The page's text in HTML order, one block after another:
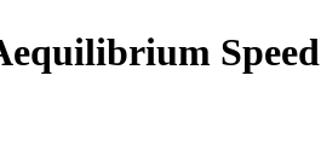
Speed